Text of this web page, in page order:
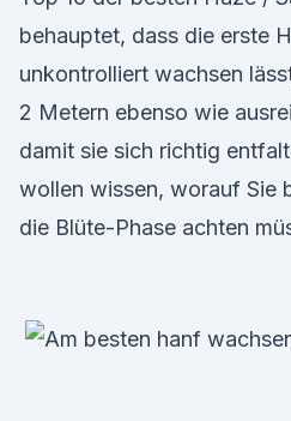
behauptet, dass die erste
unkontrolliert wachsen
2 Metern ebenso wie
damit sie sich richtig
wollen wissen, worauf Sie
die Blüte-Phase achten